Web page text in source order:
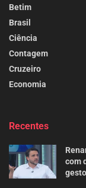
Betim
Brasil
Ciência
Contagem
Cruzeiro
Economia
Recentes
com